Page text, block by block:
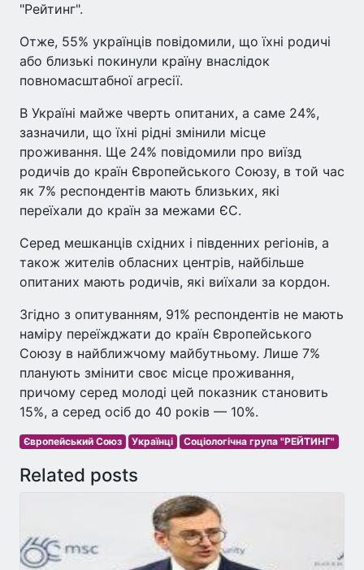
"Рейтинг".
Отже, 55% українців повідомили, що їхні родичі
або близькі покинули країну внаслідок
повномасштабної агресії.
В Україні майже чверть опитаних, а саме 24%,
зазначили, що їхні рідні змінили місце
проживання. Ще 24% повідомили про виїзд
родичів до країн Європейського Союзу, в той час
як 7% респондентів мають близьких, які
переїхали до країн за межами ЄС.
Серед мешканців східних і південних регіонів, а
також жителів обласних центрів, найбільше
опитаних мають родичів, які виїхали за кордон.
Згідно з опитуванням, 91% респондентів не мають
наміру переїжджати до країн Європейського
Союзу в найближчому майбутньому. Лише 7%
планують змінити своє місце проживання,
причому серед молоді цей показник становить
15%, а серед осіб до 40 років — 10%.
Європейський Союз Українці Соціологічна група "РЕЙТИНГ"
Related posts